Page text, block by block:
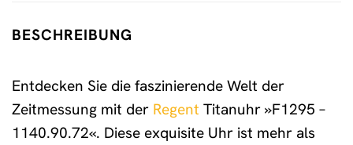
BESCHREIBUNG
Entdecken Sie die faszinierende Welt der
Zeitmessung mit der Regent Titanuhr »F1295 –
1140.90.72«. Diese exquisite Uhr ist mehr als